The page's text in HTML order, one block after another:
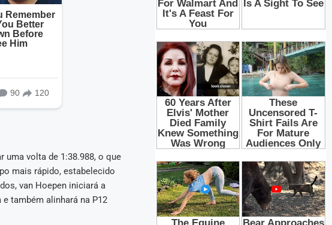
uma volta de 1:38.988, o que
mais rápido, estabelecido
van Hoepen iniciará a
também alinhará na P12